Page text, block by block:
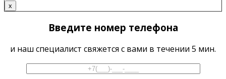
x
Введите номер телефона
и наш специалист свяжется с вами в течении 5 мин.